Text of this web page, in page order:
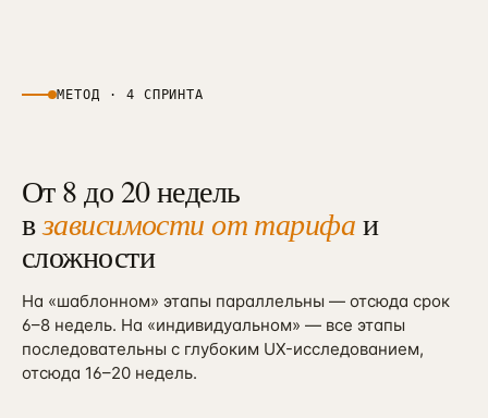
МЕТОД · 4 СПРИНТА
От 8 до 20 недель
взависимости от тарифаи
сложности
На «шаблонном» этапы параллельны — отсюда срок
6–8 недель. На «индивидуальном» — все этапы
последовательны с глубоким UX-исследованием,
отсюда 16–20 недель.